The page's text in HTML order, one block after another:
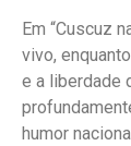
Em “Cuscuz
vivo,
e a liberdade
humor